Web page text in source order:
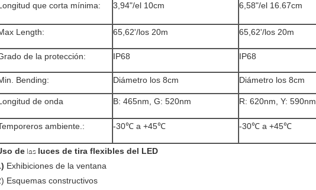
que corta mínima: 3,94"/el 10cm 6,58"/el 16.67cm
Length: 65,62'/los 20m 65,62'/los 20m
de la protección: IP68 IP68
Bending: Diámetro los 8cm Diámetro los 8cm
de onda B: 465nm, G: 520nm R: 620nm, Y: 590nm
ambiente.: -30℃ a +45℃ -30℃ a +45℃
de las luces de tira flexibles del LED
Exhibiciones de la ventana
Esquemas constructivos